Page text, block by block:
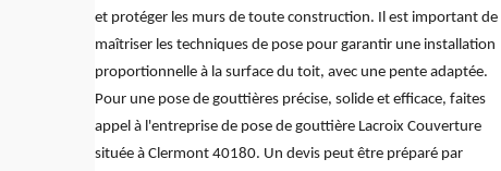
et protéger les murs de toute construction. Il est important de
maîtriser les techniques de pose pour garantir une installation
proportionnelle à la surface du toit, avec une pente adaptée.
Pour une pose de gouttières précise, solide et efficace, faites
appel à l'entreprise de pose de gouttière Lacroix Couverture
située à Clermont 40180. Un devis peut être préparé par